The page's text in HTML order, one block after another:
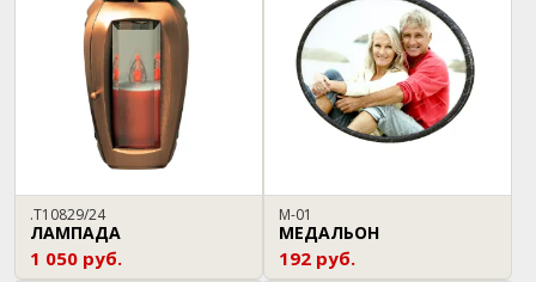
.T10829/24
ЛАМПАДА
1 050 руб.
М-01
МЕДАЛЬОН
192 руб.